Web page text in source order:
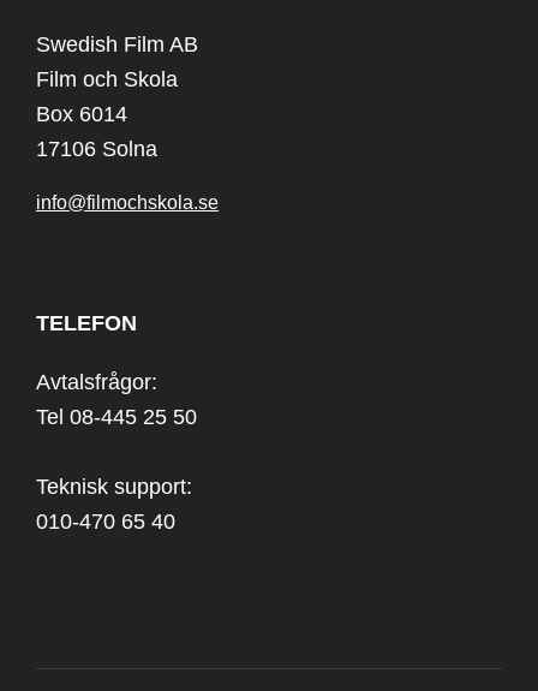
Swedish Film AB
Film och Skola
Box 6014
17106 Solna
info@filmochskola.se
TELEFON
Avtalsfrågor:
Tel 08-445 25 50
Teknisk support:
010-470 65 40